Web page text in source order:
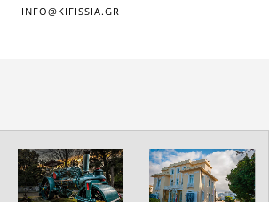
INFO@KIFISSIA.GR